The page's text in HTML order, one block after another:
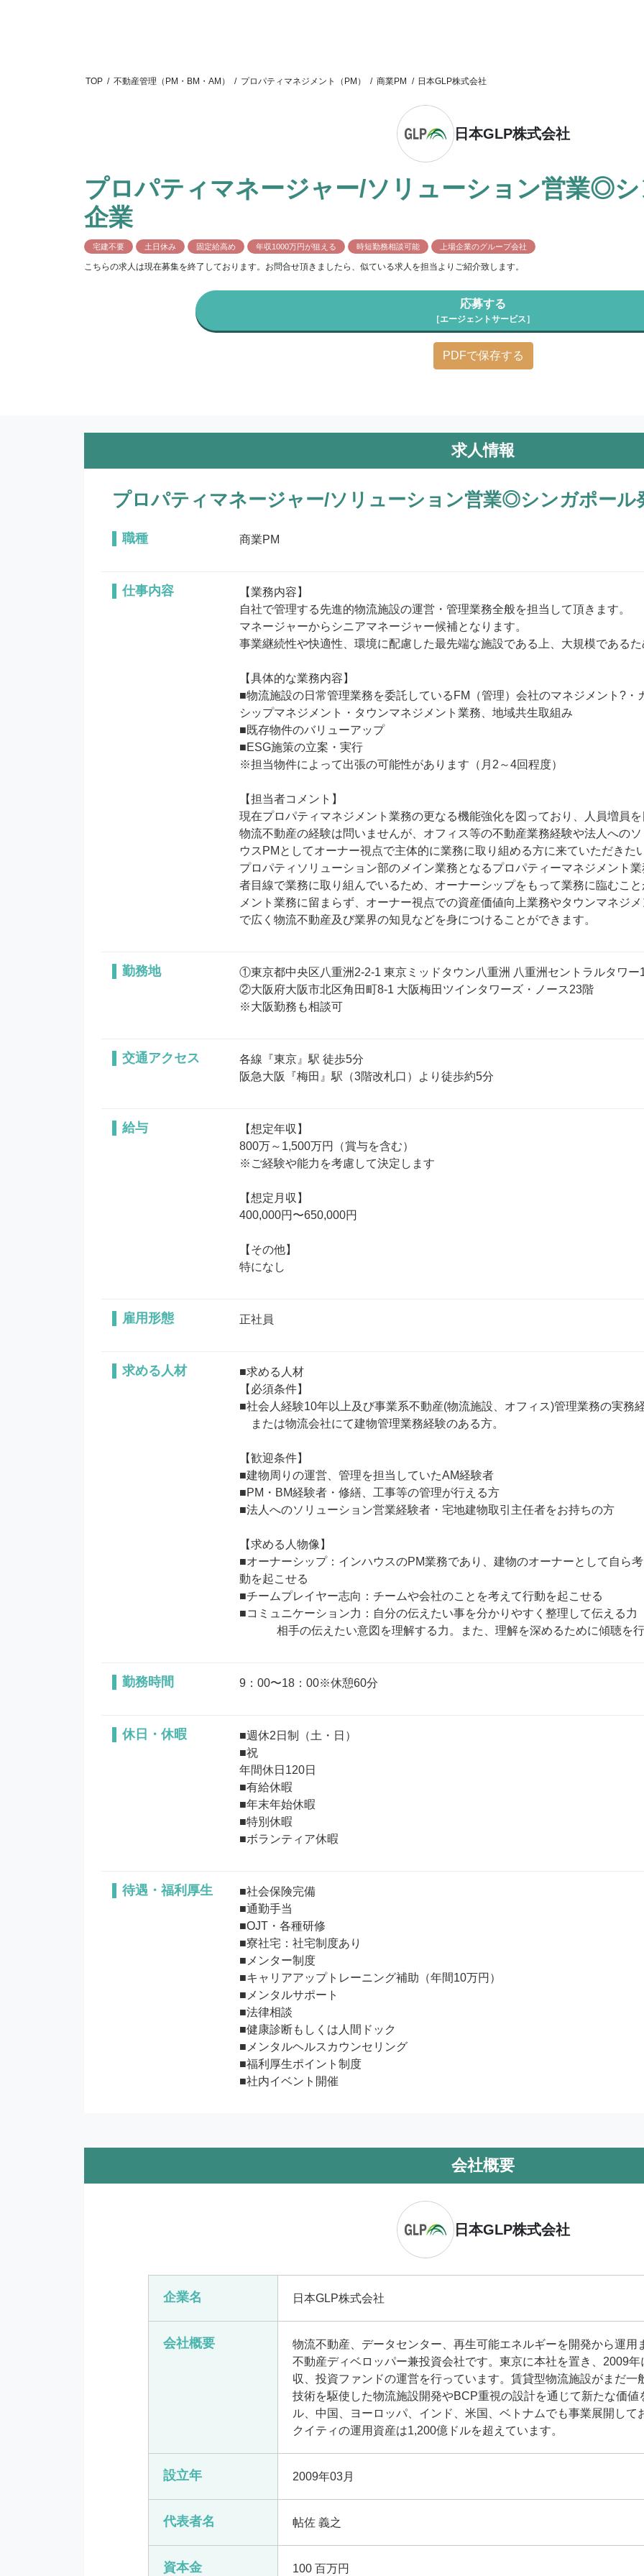
TOP / 不動産管理（PM・BM・AM） / プロパティマネジメント（PM） / 商業PM / 日本GLP株式会社
日本GLP株式会社
プロパティマネージャー/ソリューション営業◎
企業
宅建不要 土日休み 固定給高め 年収1000万円が狙える 時短勤務相談可能 上場企業のグループ会社
こちらの求人は現在募集を終了しております。お問合せ頂きましたら、似ている求人を担当よりご紹介致します。
応募する
［エージェントサービス］
PDFで保存する
求人情報
プロパティマネージャー/ソリューション営業◎シンガポール
職種 商業PM
仕事内容
【業務内容】
自社で管理する先進的物流施設の運営・管理業務全般を担当して頂きます。
マネージャーからシニアマネージャー候補となります。
事業継続性や快適性、環境に配慮した最先端な施設である上、大規模である
【具体的な業務内容】
■物流施設の日常管理業務を委託しているFM（管理）会社のマネジメント?
シップマネジメント・タウンマネジメント業務、地域共生取組み
■既存物件のバリューアップ
■ESG施策の立案・実行
※担当物件によって出張の可能性があります（月2～4回程度）
【担当者コメント】
現在プロパティマネジメント業務の更なる機能強化を図っており、人員増員
物流不動産の経験は問いませんが、オフィス等の不動産業務経験や法人への
ウスPMとしてオーナー視点で主体的に業務に取り組める方に来ていただきた
プロパティソリューション部のメイン業務となるプロパティーマネジメント
者目線で業務に取り組んでいるため、オーナーシップをもって業務に臨むこ
メント業務に留まらず、オーナー視点での資産価値向上業務やタウンマネジ
で広く物流不動産及び業界の知見などを身につけることができます。
勤務地
①東京都中央区八重洲2-2-1 東京ミッドタウン八重洲 八重洲セントラルタワー
②大阪府大阪市北区角田町8-1 大阪梅田ツインタワーズ・ノース23階
※大阪勤務も相談可
交通アクセス
各線『東京』駅 徒歩5分
阪急大阪『梅田』駅（3階改札口）より徒歩約5分
給与
【想定年収】
800万～1,500万円（賞与を含む）
※ご経験や能力を考慮して決定します
【想定月収】
400,000円〜650,000円
【その他】
特になし
雇用形態 正社員
求める人材
■求める人材
【必須条件】
■社会人経験10年以上及び事業系不動産(物流施設、オフィス)管理業務の実務
または物流会社にて建物管理業務経験のある方。
【歓迎条件】
■建物周りの運営、管理を担当していたAM経験者
■PM・BM経験者・修繕、工事等の管理が行える方
■法人へのソリューション営業経験者・宅地建物取引主任者をお持ちの方
【求める人物像】
■オーナーシップ：インハウスのPM業務であり、建物のオーナーとして自ら
動を起こせる
■チームプレイヤー志向：チームや会社のことを考えて行動を起こせる
■コミュニケーション力：自分の伝えたい事を分かりやすく整理して伝える力
勤務時間 9：00〜18：00※休憩60分
休日・休暇
■週休2日制（土・日）
■祝
年間休日120日
■有給休暇
■年末年始休暇
■特別休暇
待遇・福利厚生
■社会保険完備
■通勤手当
■OJT・各種研修
■寮社宅：社宅制度あり
■メンター制度
■キャリアアップトレーニング補助（年間10万円）
■メンタルサポート
■法律相談
■健康診断もしくは人間ドック
■メンタルヘルスカウンセリング
■福利厚生ポイント制度
■社内イベント開催
会社概要
日本GLP株式会社
企業名 日本GLP株式会社
会社概要
物流不動産、データセンター、再生可能エネルギーを開発から運用
不動産ディベロッパー兼投資会社です。東京に本社を置き、2009
収、投資ファンドの運営を行っています。賃貸型物流施設がまだ一
技術を駆使した物流施設開発やBCP重視の設計を通じて新たな価
ル、中国、ヨーロッパ、インド、米国、ベトナムでも事業展開して
クイティの運用資産は1,200億ドルを超えています。
設立年 2009年03月
代表者名 帖佐 義之
資本金 100 百万円